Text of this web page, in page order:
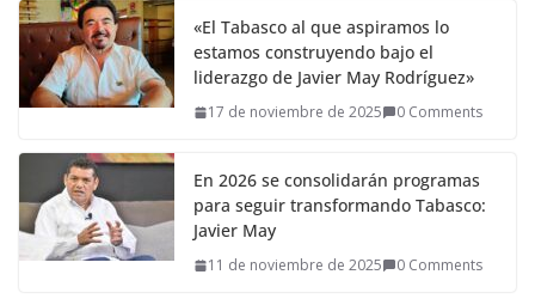
«El Tabasco al que aspiramos lo
estamos construyendo bajo el
liderazgo de Javier May Rodríguez»
17 de noviembre de 2025 0 Comments
En 2026 se consolidarán programas
para seguir transformando Tabasco:
Javier May
11 de noviembre de 2025 0 Comments